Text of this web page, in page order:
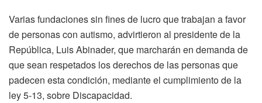
Varias fundaciones sin fines de lucro que trabajan a favor
de personas con autismo, advirtieron al presidente de la
República, Luis Abinader, que marcharán en demanda de
que sean respetados los derechos de las personas que
padecen esta condición, mediante el cumplimiento de la
ley 5-13, sobre Discapacidad.